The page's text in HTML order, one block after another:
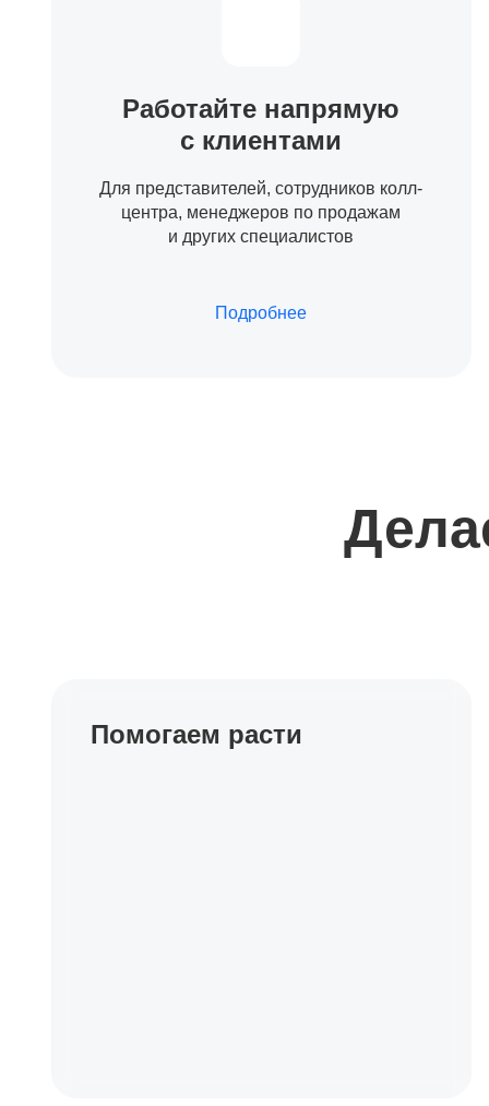
Работайте напрямую
с клиентами
Для представителей, сотрудников колл-
центра, менеджеров по продажам
и других специалистов
Подробнее
Помогаем расти